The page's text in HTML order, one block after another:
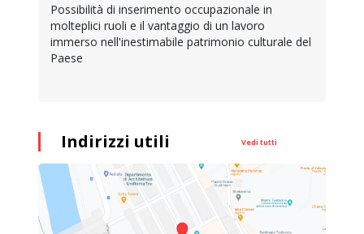
Possibilità di inserimento occupazionale in
molteplici ruoli e il vantaggio di un lavoro
immerso nell'inestimabile patrimonio culturale del
Paese
Indirizzi utili Vedi tutti